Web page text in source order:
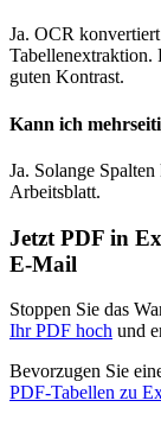
Ja. OCR
Tabellenextraktion.
guten Kontrast.
Kann ich
Ja. Solange
Arbeitsblatt.
Jetzt PDF in
E-Mail
Stoppen Sie das
Ihr PDF hoch und
Bevorzugen Sie
PDF-Tabellen zu